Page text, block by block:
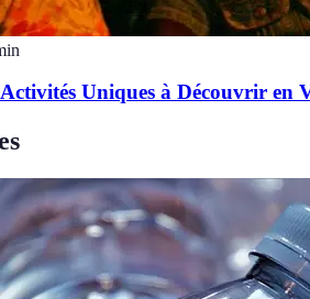
Uniques à Découvrir en